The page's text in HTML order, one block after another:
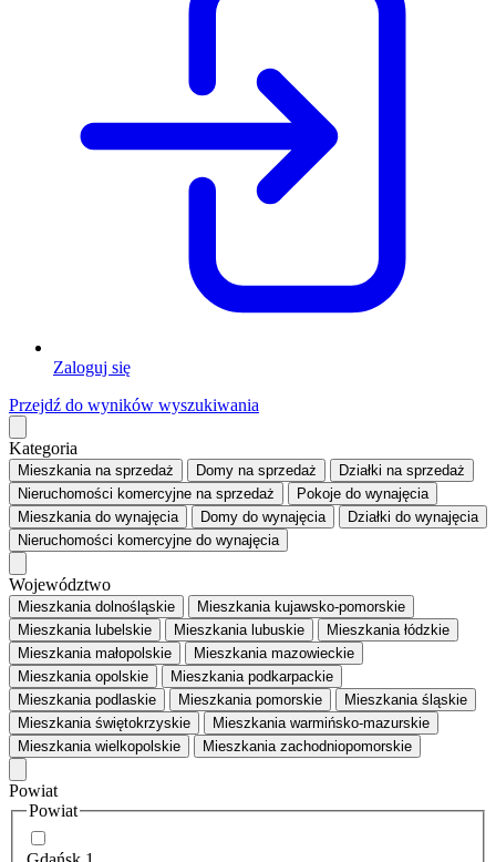
Zaloguj się
Przejdź do wyników wyszukiwania
Kategoria
Mieszkaniana sprzedaż Domy na sprzedaż Działki na sprzedaż
Nieruchomości komercyjne na sprzedaż Pokoje do wynajęcia
Mieszkaniado wynajęcia Domy do wynajęcia Działki do wynajęcia
Nieruchomości komercyjne do wynajęcia
Województwo
Mieszkania dolnośląskie
Mieszkania kujawsko-pomorskie
Mieszkania lubelskie
Mieszkania lubuskie
Mieszkania łódzkie
Mieszkania małopolskie
Mieszkania mazowieckie
Mieszkania opolskie
Mieszkania podkarpackie
Mieszkania podlaskie
Mieszkania pomorskie
Mieszkania śląskie
Mieszkania świętokrzyskie
Mieszkania warmińsko-mazurskie
Mieszkania wielkopolskie
Mieszkania zachodniopomorskie
Powiat
Powiat